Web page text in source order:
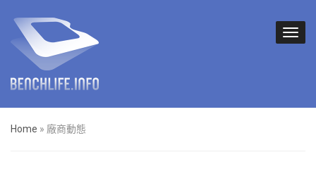
Home » 廠商動態